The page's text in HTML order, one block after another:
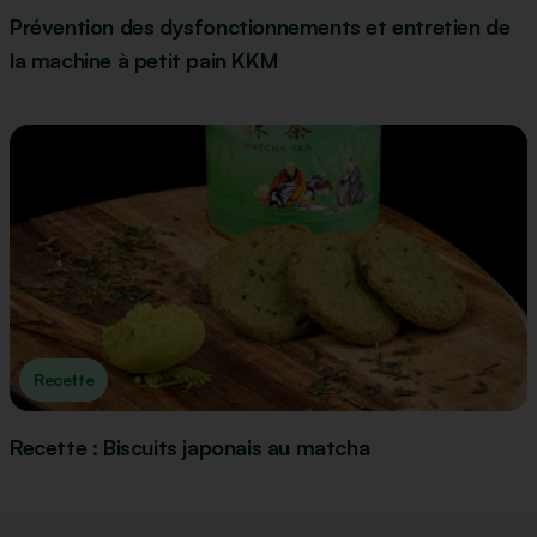
Prévention des dysfonctionnements et entretien de
la machine à petit pain KKM
Recette
Recette : Biscuits japonais au matcha